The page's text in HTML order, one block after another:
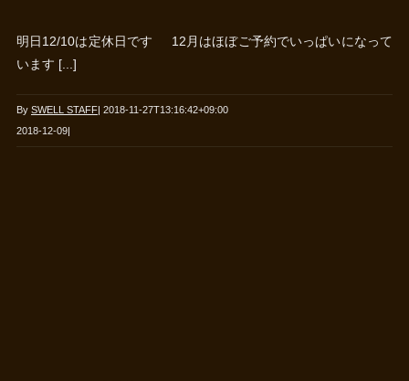
明日12/10は定休日です 12月はほぼご予約でいっぱいになって
います [...]
By SWELL STAFF| 2018-11-27T13:16:42+09:00
2018-12-09|